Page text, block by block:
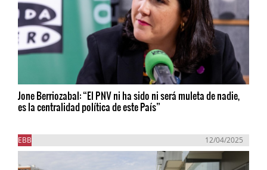
Jone Berriozabal: “El PNV ni ha sido ni será muleta de nadie,
es la centralidad política de este País”
EBB 12/04/2025